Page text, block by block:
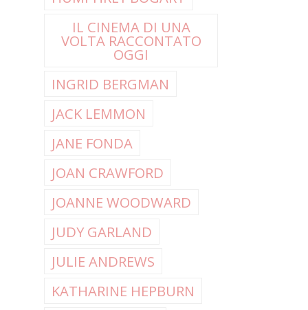
IL CINEMA DI UNA
VOLTA RACCONTATO
OGGI
INGRID BERGMAN
JACK LEMMON
JANE FONDA
JOAN CRAWFORD
JOANNE WOODWARD
JUDY GARLAND
JULIE ANDREWS
KATHARINE HEPBURN